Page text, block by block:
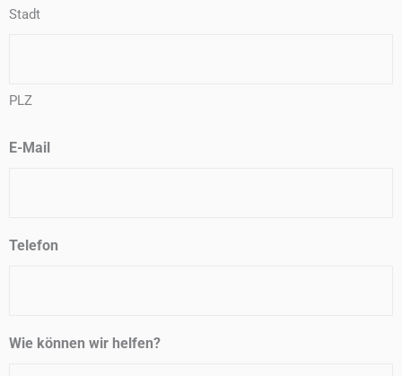
Stadt
PLZ
E-Mail
Telefon
Wie können wir helfen?